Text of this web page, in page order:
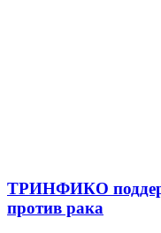
ТРИНФИКО
против рака